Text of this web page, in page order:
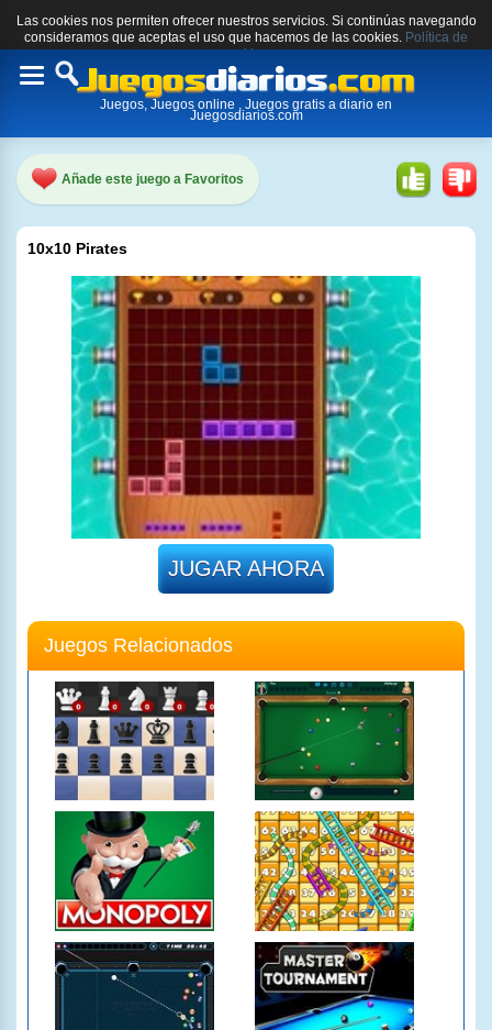
Las cookies nos permiten ofrecer nuestros servicios. Si continúas navegando
consideramos que aceptas el uso que hacemos de las cookies. Política de
cookies.
Toggle
Juegos, Juegos online , Juegos gratis a diario en
Juegosdiarios.com
Añade este juego a Favoritos
10x10 Pirates
JUGAR AHORA
Juegos Relacionados